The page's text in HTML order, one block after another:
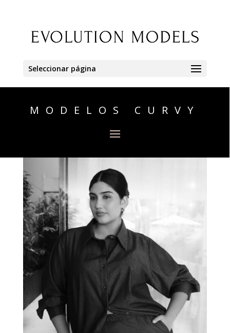
Seleccionar página
MODELOS CURVY